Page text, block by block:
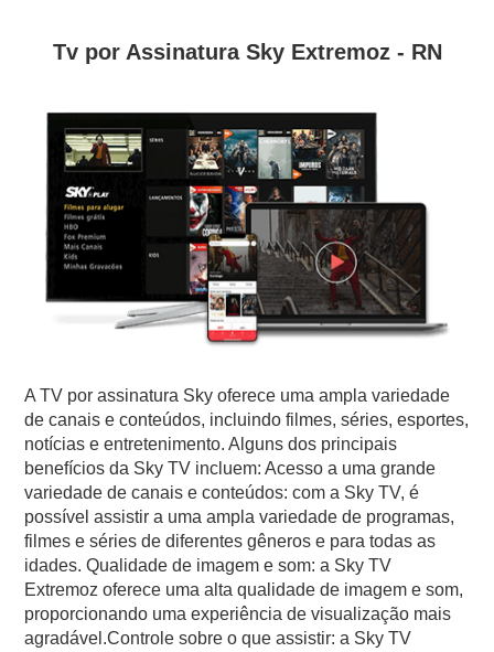
Tv por Assinatura Sky Extremoz - RN
A TV por assinatura Sky oferece uma ampla variedade
de canais e conteúdos, incluindo filmes, séries, esportes,
notícias e entretenimento. Alguns dos principais
benefícios da Sky TV incluem: Acesso a uma grande
variedade de canais e conteúdos: com a Sky TV, é
possível assistir a uma ampla variedade de programas,
filmes e séries de diferentes gêneros e para todas as
idades. Qualidade de imagem e som: a Sky TV
Extremoz oferece uma alta qualidade de imagem e som,
proporcionando uma experiência de visualização mais
agradável.Controle sobre o que assistir: a Sky TV